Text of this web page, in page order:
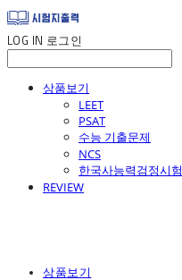
LOG IN 로그인
상품보기
LEET
PSAT
수능 기출문제
NCS
한국사능력검정시험
REVIEW
상품보기